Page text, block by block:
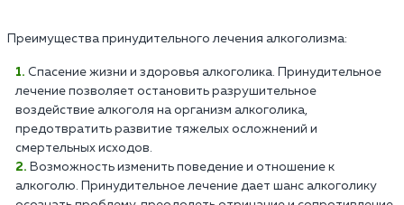
Преимущества принудительного лечения алкоголизма:
Спасение жизни и здоровья алкоголика. Принудительное
лечение позволяет остановить разрушительное
воздействие алкоголя на организм алкоголика,
предотвратить развитие тяжелых осложнений и
смертельных исходов.
Возможность изменить поведение и отношение к
алкоголю. Принудительное лечение дает шанс алкоголику